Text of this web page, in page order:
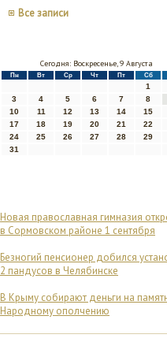
Все записи
Сегодня: Воскресенье, 9 Августа
Пн Вт Ср Чт Пт Сб
1
3
4 5 6 7
8
10
11 12 13 14
15
17
18 19 20 21
22
24
25 26 27 28
29
31
Новая православная гимназия
в Сормовском районе 1 сентября
Безногий пенсионер добился
2 пандусов в Челябинске
В Крыму собирают деньги на
Народному ополчению